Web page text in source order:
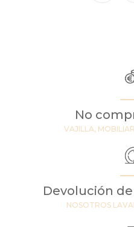
No
VAJILLA,
Devolución
NOSOTROS